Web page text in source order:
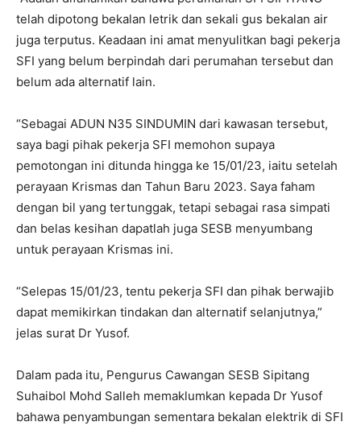
telah dipotong bekalan letrik dan sekali gus bekalan air
juga terputus. Keadaan ini amat menyulitkan bagi pekerja
SFI yang belum berpindah dari perumahan tersebut dan
belum ada alternatif lain.
“Sebagai ADUN N35 SINDUMIN dari kawasan tersebut,
saya bagi pihak pekerja SFI memohon supaya
pemotongan ini ditunda hingga ke 15/01/23, iaitu setelah
perayaan Krismas dan Tahun Baru 2023. Saya faham
dengan bil yang tertunggak, tetapi sebagai rasa simpati
dan belas kesihan dapatlah juga SESB menyumbang
untuk perayaan Krismas ini.
“Selepas 15/01/23, tentu pekerja SFI dan pihak berwajib
dapat memikirkan tindakan dan alternatif selanjutnya,”
jelas surat Dr Yusof.
Dalam pada itu, Pengurus Cawangan SESB Sipitang
Suhaibol Mohd Salleh memaklumkan kepada Dr Yusof
bahawa penyambungan sementara bekalan elektrik di SFI